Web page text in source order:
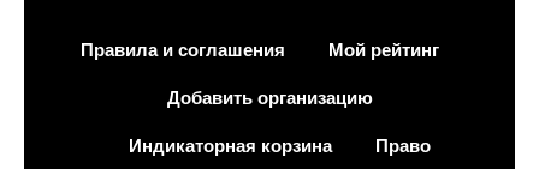
Правила и соглашения Мой рейтинг
Добавить организацию
Индикаторная корзина Право